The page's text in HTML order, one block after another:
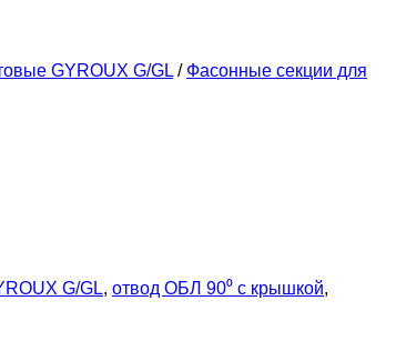
GYROUX G/GL / Фасонные секции для
G/GL, отвод ОБЛ 90⁰ с крышкой,